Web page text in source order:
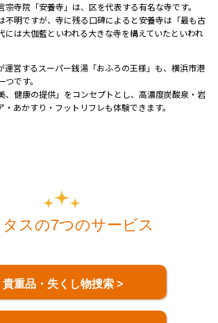
寺院「安養寺」は、区を代表する有名な寺です。
不明ですが、寺に残る口碑によると安養寺は「最も古
には大伽藍といわれる大きな寺を構えていたといわれ
運営するスーパー銭湯「おふろの王様」も、横浜市港
です。
、健康の提供」をコンセプトとし、高濃度炭酸泉・岩
あかすり・フットリフレも体験できます。
スの7つのサービス
貴重品・失くし物捜索 >